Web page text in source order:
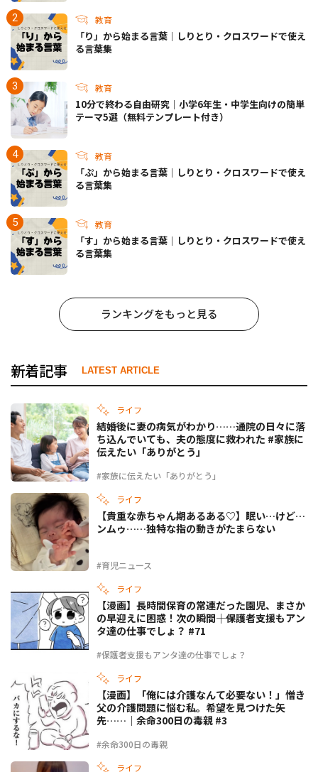
教育
「り」から始まる言葉｜しりとり・クロスワードで使え
る言葉集
教育
10分で終わる自由研究｜小学6年生・中学生向けの簡単
テーマ5選（無料テンプレート付き）
教育
「ぷ」から始まる言葉｜しりとり・クロスワードで使え
る言葉集
教育
「す」から始まる言葉｜しりとり・クロスワードで使え
る言葉集
ランキングをもっと見る
新着記事 LATEST ARTICLE
ライフ
#家族に伝えたい「ありがとう」
結婚後に妻の病気がわかり……通院の日々に落
ち込んでいても、夫の態度に救われた #家族に
伝えたい「ありがとう」
ライフ
#育児ニュース
【貴重な赤ちゃん期あるある♡】眠い…けど…
ンムゥ……独特な指の動きがたまらない
ライフ
#保護者支援もアンタ達の仕事でしょ？
【漫画】長時間保育の常連だった園児、まさか
の早迎えに困惑！次の瞬間――｜保護者支援もアン
タ達の仕事でしょ？ #71
ライフ
#余命300日の毒親
【漫画】「俺には介護なんて必要ない！」憎き
父の介護問題に悩む私。希望を見つけた矢
先……｜余命300日の毒親 #3
ライフ